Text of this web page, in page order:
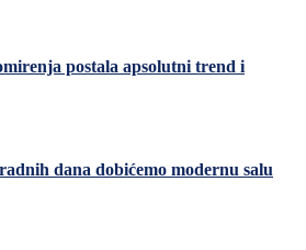
postala apsolutni trend i
dana dobićemo modernu salu